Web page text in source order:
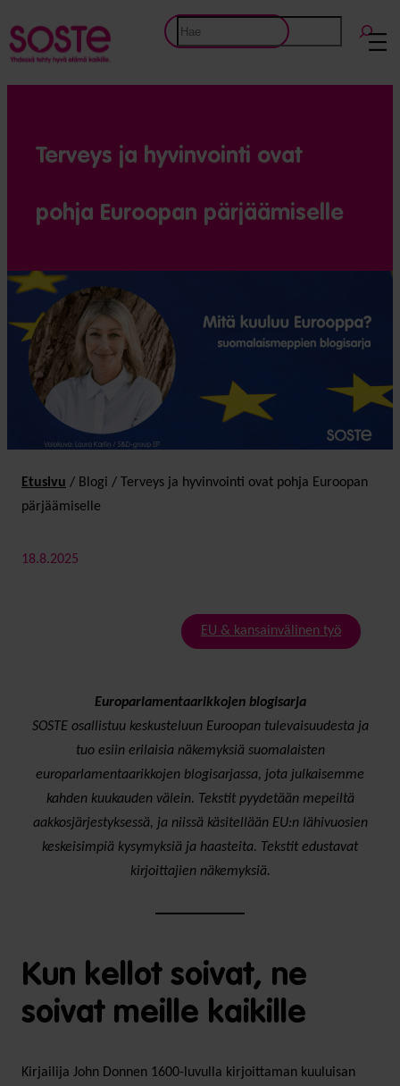
Etsi
Terveys ja hyvin­vointi ovat
pohja Euroopan pärjää­miselle
Etusivu / Blogi /
Terveys ja hyvin­vointi ovat pohja Euroopan
pärjää­miselle
18.8.2025
EU & kansainvälinen työ
Europarlamentaarikkojen blogisarja
SOSTE osallistuu keskusteluun Euroopan tulevaisuudesta ja
tuo esiin erilaisia näkemyksiä suomalaisten
europarlamentaarikkojen blogisarjassa, jota julkaisemme
kahden kuukauden välein. Tekstit pyydetään mepeiltä
aakkosjärjestyksessä, ja niissä käsitellään EU:n lähivuosien
keskeisimpiä kysymyksiä ja haasteita. Tekstit edustavat
kirjoittajien näkemyksiä.
Kun kellot soivat, ne
soivat meille kaikille
Kirjailija John Donnen 1600-luvulla kirjoittaman kuuluisan